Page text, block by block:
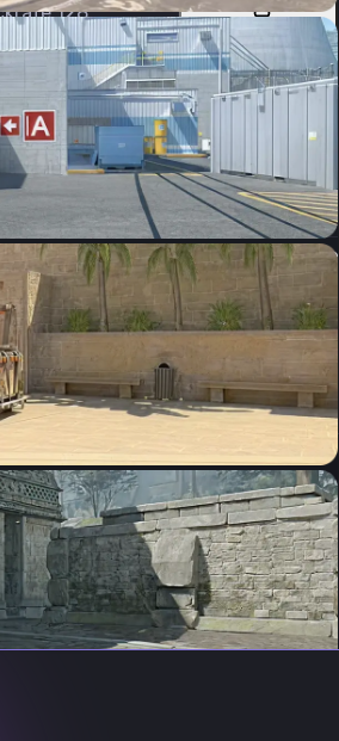
128
Скопировать
1280×960
4:3
Растянутое
Бразилии. Впервые на сцене
подписал контракт с
2024 перешел в основной
в коллектив RED Canids. 30